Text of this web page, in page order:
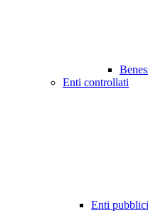
Enti controllati
Enti